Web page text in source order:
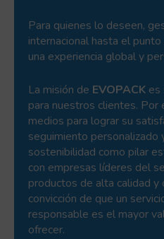
Para quienes lo deseen,
internacional hasta el
una experiencia global y
La misión de EVOPACK es
para nuestros clientes.
medios para lograr su
seguimiento personalizado
sostenibilidad como pilar
con empresas líderes del
productos de alta calidad
convicción de que un
responsable es el mayor
ofrecer.